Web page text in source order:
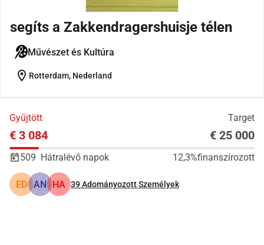
segíts a Zakkendragershuisje télen
Művészet és Kultúra
location_on Rotterdam, Nederland
Gyűjtött Target
€ 3 084 € 25 000
509 Hátralévő napok 12,3%finanszírozott
ED AN HA 39Adományozott Személyek